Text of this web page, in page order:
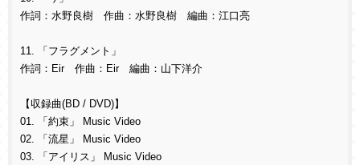
作詞：水野良樹 作曲：水野良樹 編曲：江口亮
11. 「フラグメント」
作詞：Eir 作曲：Eir 編曲：山下洋介
【収録曲(BD / DVD)】
01. 「約束」 Music Video
02. 「流星」 Music Video
03. 「アイリス」 Music Video